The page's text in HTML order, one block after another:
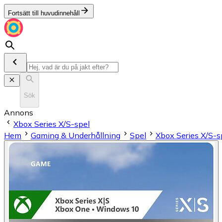
Fortsätt till huvudinnehåll
Sök
Annons
Xbox Series X/S-spel
Hem
Gaming & Underhållning Spel Xbox Series X/S-